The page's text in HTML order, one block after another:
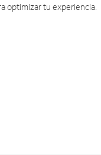
optimizar tu experiencia.